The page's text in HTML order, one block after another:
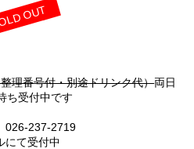
理番号付・別途ドリンク代）両日
ち受付中です
026-237-2719
にて受付中
OUT